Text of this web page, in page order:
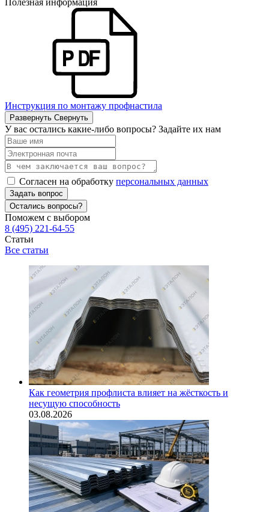
Полезная информация
Инструкция по монтажу профнастила
Развернуть Свернуть
У вас остались какие-либо вопросы? Задайте их нам
Согласен на обработку персональных данных
Задать вопрос
Остались вопросы?
Поможем с выбором
8 (495) 221-64-55
Статьи
Все статьи
Как геометрия профлиста влияет на жёсткость и
несущую способность
03.08.2026